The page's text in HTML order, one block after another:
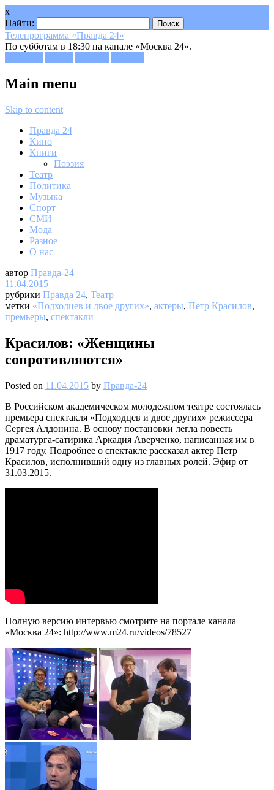
x
Найти:
Телепрограмма «Правда 24»
По субботам в 18:30 на канале «Москва 24».
Main menu
Skip to content
Правда 24
Кино
Книги
Поэзия
Театр
Политика
Музыка
Спорт
СМИ
Мода
Разное
О нас
автор Правда-24
11.04.2015
рубрики Правда 24, Театр
метки «Подходцев и двое других», актеры, Петр Красилов,
премьеры, спектакли
Красилов: «Женщины
сопротивляются»
Posted on 11.04.2015 by Правда-24
В Российском академическом молодежном театре состоялась
премьера спектакля «Подходцев и двое других» режиссера
Сергея Алдонина. В основу постановки легла повесть
драматурга-сатирика Аркадия Аверченко, написанная им в
1917 году. Подробнее о спектакле рассказал актер Петр
Красилов, исполнивший одну из главных ролей. Эфир от
31.03.2015.
Полную версию интервью смотрите на портале канала
«Москва 24»: http://www.m24.ru/videos/78527